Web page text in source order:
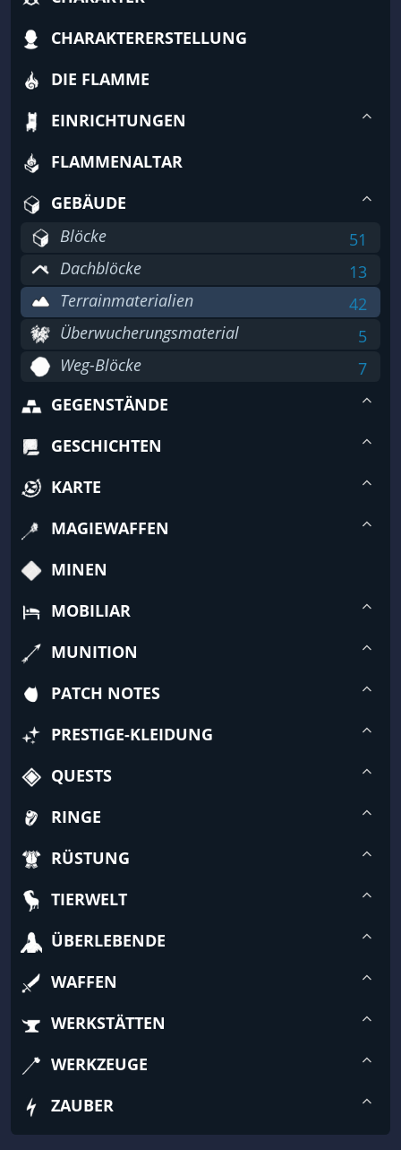
CHARAKTERERSTELLUNG
DIE FLAMME
EINRICHTUNGEN
FLAMMENALTAR
GEBÄUDE
Blöcke
51
Dachblöcke
13
Terrainmaterialien
42
Überwucherungsmaterial
5
Weg-Blöcke
7
GEGENSTÄNDE
GESCHICHTEN
KARTE
MAGIEWAFFEN
MINEN
MOBILIAR
MUNITION
PATCH NOTES
PRESTIGE-KLEIDUNG
QUESTS
RINGE
RÜSTUNG
TIERWELT
ÜBERLEBENDE
WAFFEN
WERKSTÄTTEN
WERKZEUGE
ZAUBER